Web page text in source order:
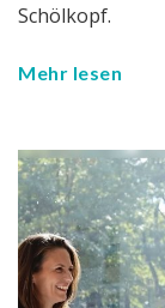
Schölkopf.
Mehr lesen